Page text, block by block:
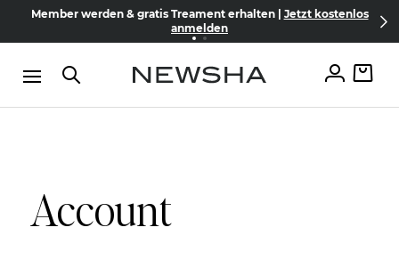
Direkt zum Inhalt
Member werden & gratis Treament erhalten | Jetzt kostenlos
anmelden
Versandkostenfrei schon ab 69€
Account